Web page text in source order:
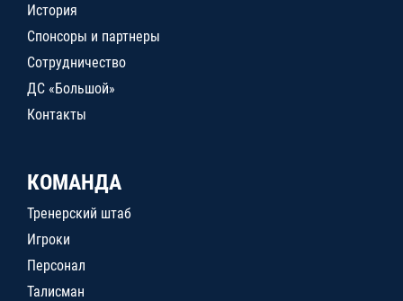
История
Спонсоры и партнеры
Сотрудничество
ДС «Большой»
Контакты
КОМАНДА
Тренерский штаб
Игроки
Персонал
Талисман